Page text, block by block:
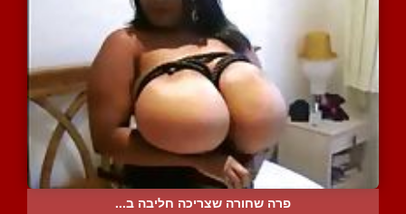
פרה שחורה שצריכה חליבה ב...